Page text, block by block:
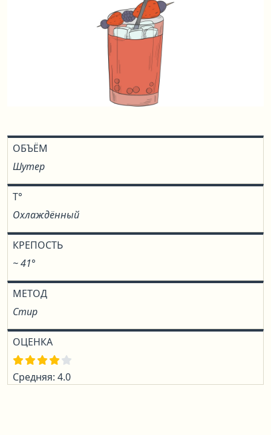
ОБЪЁМ
Шутер
T°
Охлаждённый
КРЕПОСТЬ
~ 41°
МЕТОД
Стир
ОЦЕНКА
Средняя: 4.0